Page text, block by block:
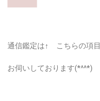
通信鑑定は↑ こちらの項目
お伺いしております(*^^*)